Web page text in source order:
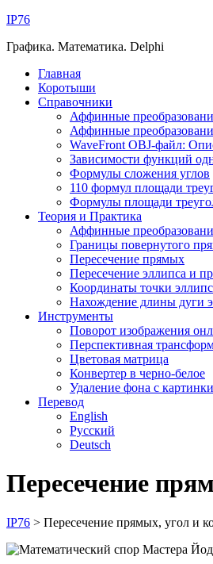
IP76
Графика. Математика. Delphi
Главная
Коротыши
Справочники
Аффинные
Аффинные
WaveFront OBJ-файл:
Зависимости функций
Формулы сложения углов
110 формул площади
Формулы площади
Теория и Практика
Аффинные
Границы повернутого
Пересечение прямых
Пересечение эллипса и
Координаты точки
Нахождение длины дуги
Инструменты
Поворот изображения
Перспективная
Цветовая матрица
Конвертер в черно-белое
Удаление фона с картинки
Перевод
English
Русский
Deutsch
Пересечение
IP76 > Пересечение прямых, угол и